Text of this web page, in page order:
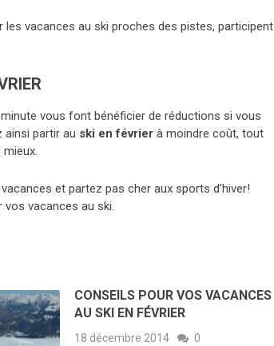
vacances au ski proches des pistes, participent
vous font bénéficier de réductions si vous
ainsi partir au ski en février à moindre coût, tout
et partez pas cher aux sports d’hiver!
vacances au ski.
CONSEILS POUR VOS VACANCES
AU SKI EN FÉVRIER
18 décembre 2014 0